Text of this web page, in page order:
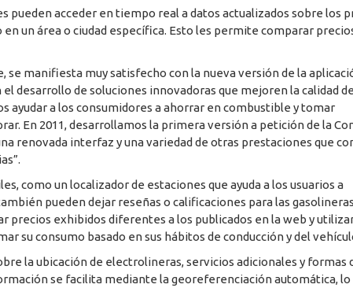
pueden acceder en tiempo real a datos actualizados sobre los
un área o ciudad específica. Esto les permite comparar
se manifiesta muy satisfecho con la nueva versión de la
desarrollo de soluciones innovadoras que mejoren la calidad
ayudar a los consumidores a ahorrar en combustible y tomar
En 2011, desarrollamos la primera versión a petición de la
renovada interfaz y una variedad de otras prestaciones que
como un localizador de estaciones que ayuda a los usuarios a
pueden dejar reseñas o calificaciones para las
precios exhibidos diferentes a los publicados en la web y
su consumo basado en sus hábitos de conducción y del
la ubicación de electrolineras, servicios adicionales y formas
se facilita mediante la georeferenciación automática, lo